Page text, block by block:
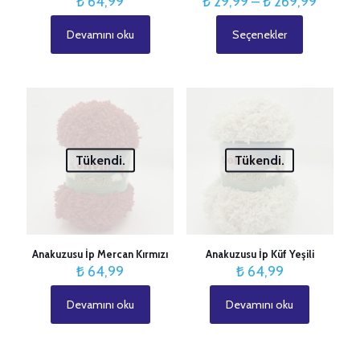
Devamını oku Seçenekler
ürünün
ürün
sayfasından
Tükendi.
Anakuzusu İp Mercan Kırmızı
₺ 64,99
Devamını oku
Tükendi.
Anakuzusu İp Küf Yeşili
₺64,99
Devamını oku